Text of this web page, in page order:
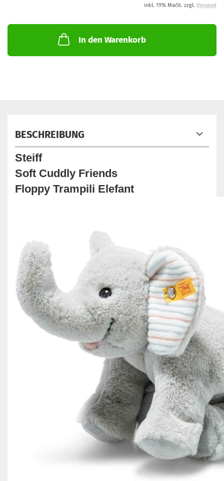
inkl. 19% MwSt. zzgl. Versand
In den Warenkorb
BESCHREIBUNG
Steiff
Soft Cuddly Friends
Floppy Trampili Elefant